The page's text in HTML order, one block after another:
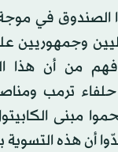
الصندوق في
وجمهوريين
من أن هذا
ترمب
مبنى
كما عدّوا أن هذه